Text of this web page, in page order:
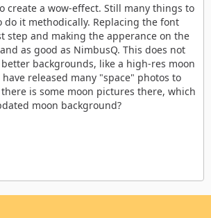
create a wow-effect. Still many things to
do it methodically. Replacing the font
step and making the apperance on the
as good as NimbusQ. This does not
backgrounds, like a high-res moon
released many "space" photos to
is some moon pictures there, which
moon background?